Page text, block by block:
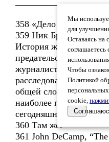
358 «Дело во
359 Ник Брайант,
История жестокого
предательства». Ник
журналист, который
расследовал случай
общей сложности
наиболее полный
сегодняшний день...
360 Там же.
361 John DeCamp,
Мы
для
Оставаясь на
соглашаетесь
Чтобы
Политикой
cookie,